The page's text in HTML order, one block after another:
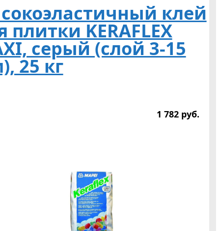
клей
плитки KERAFLEX
серый (слой 3-15
25 кг
1 782 руб.